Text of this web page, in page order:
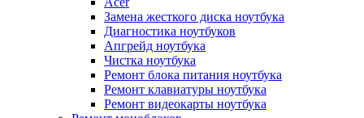
Замена жесткого диска ноутбука
Диагностика ноутбуков
Апгрейд ноутбука
Чистка ноутбука
Ремонт блока питания ноутбука
Ремонт клавиатуры ноутбука
Ремонт видеокарты ноутбука